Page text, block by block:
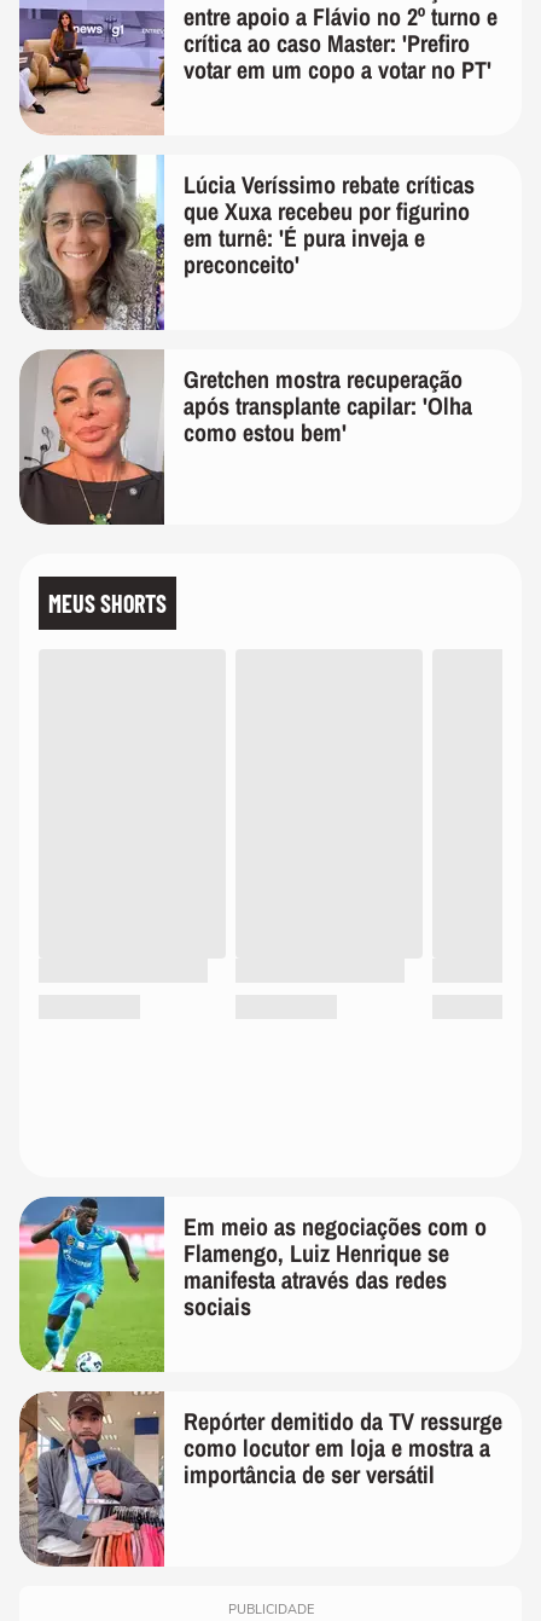
entre apoio a Flávio no 2º turno e
crítica ao caso Master: 'Prefiro
votar em um copo a votar no PT'
Lúcia Veríssimo rebate críticas
que Xuxa recebeu por figurino
em turnê: 'É pura inveja e
preconceito'
Gretchen mostra recuperação
após transplante capilar: 'Olha
como estou bem'
MEUS SHORTS
Em meio as negociações com o
Flamengo, Luiz Henrique se
manifesta através das redes
sociais
Repórter demitido da TV ressurge
como locutor em loja e mostra a
importância de ser versátil
PUBLICIDADE